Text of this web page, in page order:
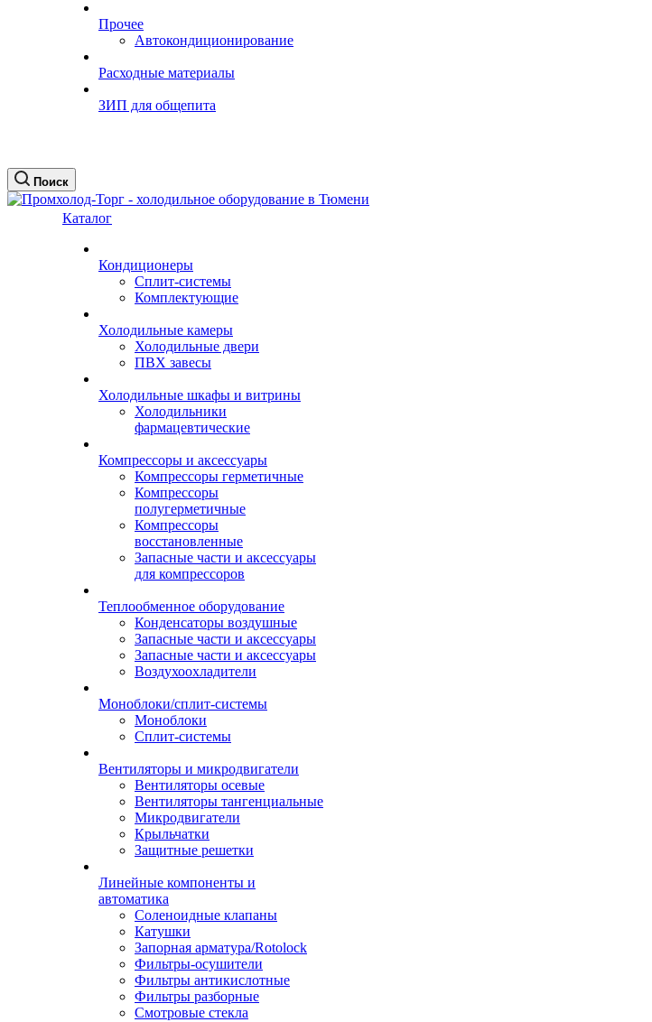
Прочее
Автокондиционирование
Расходные материалы
ЗИП для общепита
Поиск
Каталог
Кондиционеры
Сплит-системы
Комплектующие
Холодильные камеры
Холодильные двери
ПВХ завесы
Холодильные шкафы и витрины
Холодильники
фармацевтические
Компрессоры и аксессуары
Компрессоры герметичные
Компрессоры
полугерметичные
Компрессоры
восстановленные
Запасные части и аксессуары
для компрессоров
Теплообменное оборудование
Конденсаторы воздушные
Запасные части и аксессуары
Запасные части и аксессуары
Воздухоохладители
Моноблоки/сплит-системы
Моноблоки
Сплит-системы
Вентиляторы и микродвигатели
Вентиляторы осевые
Вентиляторы тангенциальные
Микродвигатели
Крыльчатки
Защитные решетки
Линейные компоненты и
автоматика
Соленоидные клапаны
Катушки
Запорная арматура/Rotolock
Фильтры-осушители
Фильтры антикислотные
Фильтры разборные
Смотровые стекла